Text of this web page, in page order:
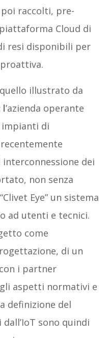
raccolti, pre-
Cloud di
resi disponibili per
illustrato da
l’azienda operante
impianti di
dei
non senza
Eye” un sistema
ad utenti e tecnici.
come
di un
i partner
aspetti normativi e
definizione del
sono quindi